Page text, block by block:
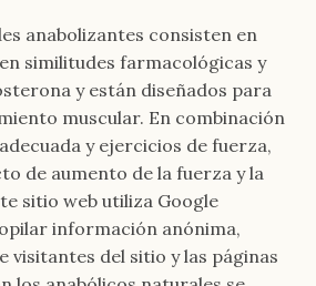
anabolizantes consisten en
similitudes farmacológicas y
y están diseñados para
muscular. En combinación
y ejercicios de fuerza,
de aumento de la fuerza y la
sitio web utiliza Google
información anónima,
visitantes del sitio y las páginas